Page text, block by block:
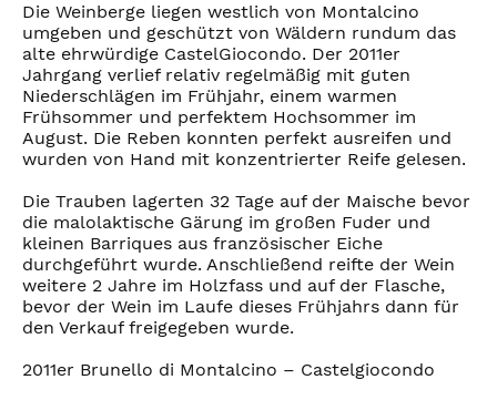
Die Weinberge liegen westlich von Montalcino
umgeben und geschützt von Wäldern rundum das
alte ehrwürdige CastelGiocondo. Der 2011er
Jahrgang verlief relativ regelmäßig mit guten
Niederschlägen im Frühjahr, einem warmen
Frühsommer und perfektem Hochsommer im
August. Die Reben konnten perfekt ausreifen und
wurden von Hand mit konzentrierter Reife gelesen.
Die Trauben lagerten 32 Tage auf der Maische bevor
die malolaktische Gärung im großen Fuder und
kleinen Barriques aus französischer Eiche
durchgeführt wurde. Anschließend reifte der Wein
weitere 2 Jahre im Holzfass und auf der Flasche,
bevor der Wein im Laufe dieses Frühjahrs dann für
den Verkauf freigegeben wurde.
2011er Brunello di Montalcino – Castelgiocondo